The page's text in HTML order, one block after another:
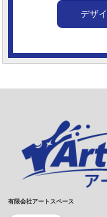
デザ
有限会社アートスペース